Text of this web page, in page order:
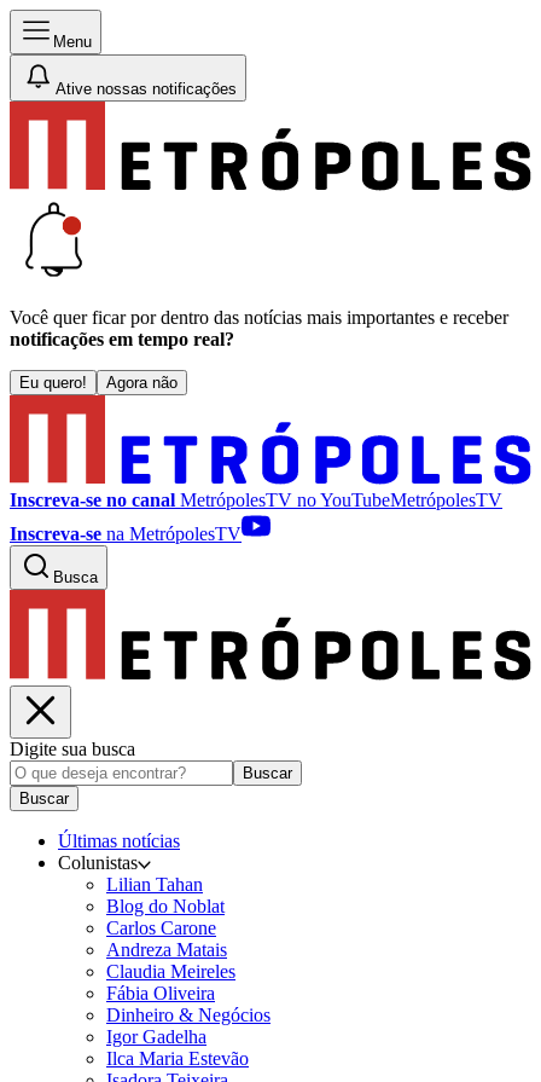
Menu
Ative nossas notificações
Você quer ficar por dentro das notícias mais importantes e receber
notificações em tempo real?
Eu quero! Agora não
Inscreva-se no canal MetrópolesTV noYouTubeMetrópolesTV
Inscreva-se na MetrópolesTV
Busca
Digite sua busca
Buscar
Buscar
Últimas notícias
Colunistas
Lilian Tahan
Blog do Noblat
Carlos Carone
Andreza Matais
Claudia Meireles
Fábia Oliveira
Dinheiro & Negócios
Igor Gadelha
Ilca Maria Estevão